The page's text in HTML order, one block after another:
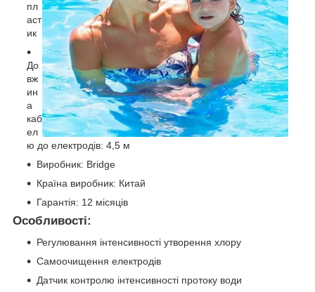
пл
аст
ик
До
вж
ин
а
каб
ел
ю до електродів: 4,5 м
Виробник: Bridge
Країна виробник: Китай
Гарантія: 12 місяців
Особливості:
Регулювання інтенсивності утворення хлору
Самоочищення електродів
Датчик контролю інтенсивності протоку води